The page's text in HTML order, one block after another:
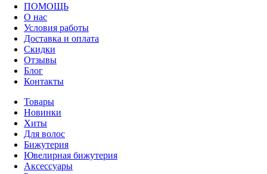
ПОМОЩЬ
О нас
Условия работы
Доставка и оплата
Скидки
Отзывы
Блог
Контакты
Товары
Новинки
Хиты
Для волос
Бижутерия
Ювелирная бижутерия
Аксессуары